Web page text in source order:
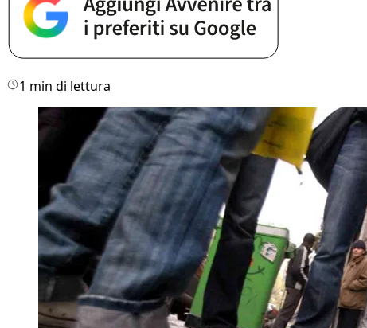
1 min di lettura